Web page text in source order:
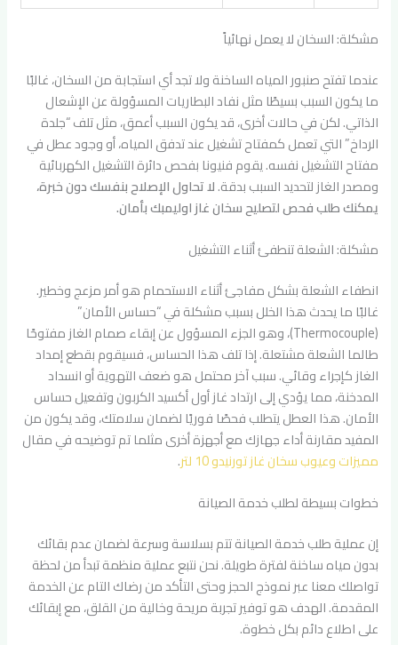
مشكلة: السخان لا يعمل نهائياً
عندما تفتح صنبور المياه الساخنة ولا تجد أي استجابة من السخان، غالبًا
ما يكون السبب بسيطًا مثل نفاد البطاريات المسؤولة عن الإشعال
الذاتي. لكن في حالات أخرى، قد يكون السبب أعمق، مثل تلف “جلدة
الرداخ” التي تعمل كمفتاح تشغيل عند تدفق المياه، أو وجود عطل في
مفتاح التشغيل نفسه. يقوم فنيونا بفحص دائرة التشغيل الكهربائية
ومصدر الغاز لتحديد السبب بدقة.لا تحاول الإصلاح بنفسك دون خبرة،
يمكنك طلب فحص لتصليح سخان غاز اوليمبك بأمان.
مشكلة: الشعلة تنطفئ أثناء التشغيل
انطفاء الشعلة بشكل مفاجئ أثناء الاستحمام هو أمر مزعج وخطير.
غالبًا ما يحدث هذا الخلل بسبب مشكلة في “حساس الأمان”
(Thermocouple)، وهو الجزء المسؤول عن إبقاء صمام الغاز مفتوحًا
طالما الشعلة مشتعلة. إذا تلف هذا الحساس، فسيقوم بقطع إمداد
الغاز كإجراء وقائي. سبب آخر محتمل هو ضعف التهوية أو انسداد
المدخنة، مما يؤدي إلى ارتداد غاز أول أكسيد الكربون وتفعيل حساس
الأمان. هذا العطل يتطلب فحصًا فوريًا لضمان سلامتك، وقد يكون من
المفيد مقارنة أداء جهازك مع أجهزة أخرى مثلما تم توضيحه في مقال
مميزات وعيوب سخان غاز تورنيدو 10 لتر
.
خطوات بسيطة لطلب خدمة الصيانة
إن عملية طلب خدمة الصيانة تتم بسلاسة وسرعة لضمان عدم بقائك
بدون مياه ساخنة لفترة طويلة. نحن نتبع عملية منظمة تبدأ من لحظة
تواصلك معنا عبر نموذج الحجز وحتى التأكد من رضاك التام عن الخدمة
المقدمة. الهدف هو توفير تجربة مريحة وخالية من القلق، مع إبقائك
على اطلاع دائم بكل خطوة.